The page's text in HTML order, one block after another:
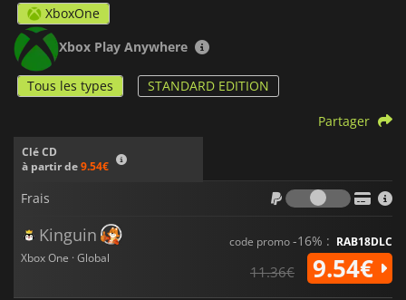
XboxOne
Xbox Play Anywhere
Tous les types STANDARD EDITION
Clé CD
à partir de9.54€
Partager
Frais
Frais
Kinguin
Xbox One · Global
code promo-16% : RAB18DLC
11.36€ 9.54€